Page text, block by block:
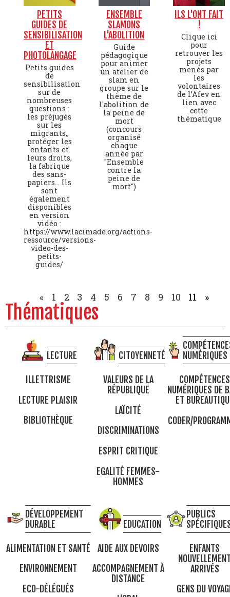
PETITS
GUIDES DE
SENSIBILISATION
ET
PHOTOLANGAGE
Petits guides
de
sensibilisation
sur de
nombreuses
questions :
les préjugés
sur les
migrants,,
protéger les
enfants et
leurs droits,
la fabrique
des sans-
papiers… Ils
sont
également
disponibles
en version
vidéo :
https://www.lacimade.org/actions-
ressource/versions-
video-des-
petits-
guides/
ENSEMBLE
SLAMONS
L'ABOLITION
Guide
pédagogique
pour animer
un atelier de
slam en
groupe sur le
thème de
l'abolition de
la peine de
mort
(concours
organisé
chaque
année par
"Ensemble
contre la
peine de
mort")
ILS L'ONT FAIT
!
Clique ici
pour
retrouver les
projets
menés par
les
volontaires
de l’Afev en
lien avec
cette
thématique
« 1 2 3 4 5 6 7 8 9 10 11 »
Thématiques
LECTURE
ILLETTRISME
LECTURE PLAISIR
BIBLIOTHÈQUE
CITOYENNETÉ
VALEURS DE LA
RÉPUBLIQUE
LAÏCITÉ
DISCRIMINATIONS
ESPRIT CRITIQUE
EGALITÉ FEMMES-
HOMMES
NUMÉRIQUES
COMPÉTENCES
NUMÉRIQUES DE
ET
CODER/
DÉVELOPPEMENT
DURABLE
ALIMENTATION ET SANTÉ
ENVIRONNEMENT
ECO-DÉLÉGUÉS
EDUCATION
AIDE AUX DEVOIRS
ACCOMPAGNEMENT À
DISTANCE
PUBLICS
ENFANTS
ARRIVÉS
GENS DU